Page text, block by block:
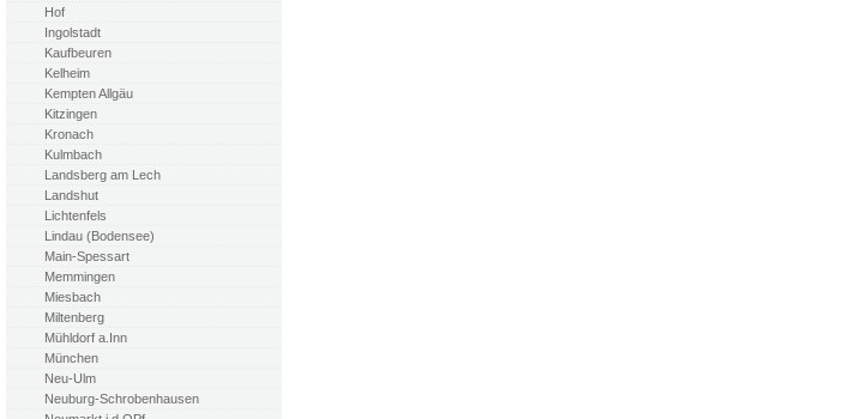
Hof
Ingolstadt
Kaufbeuren
Kelheim
Kempten Allgäu
Kitzingen
Kronach
Kulmbach
Landsberg am Lech
Landshut
Lichtenfels
Lindau (Bodensee)
Main-Spessart
Memmingen
Miesbach
Miltenberg
Mühldorf a.Inn
München
Neu-Ulm
Neuburg-Schrobenhausen